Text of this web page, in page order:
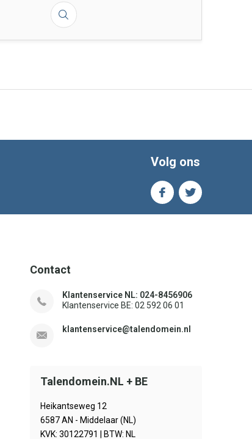
Volg ons
Contact
Klantenservice NL: 024-8456906
Klantenservice BE: 02 592 06 01
klantenservice@talendomein.nl
Talendomein.NL + BE
Heikantseweg 12
6587 AN - Middelaar (NL)
KVK: 30122791 | BTW: NL